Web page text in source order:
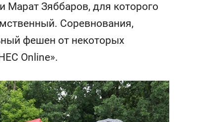
Марат Зяббаров, для которого
Соревнования,
фешен от некоторых
Online».
квартиры и Face
какой будет
в ЖК «Нова»
Рекомендуем
Опыт выживания в дикой
природе, работа